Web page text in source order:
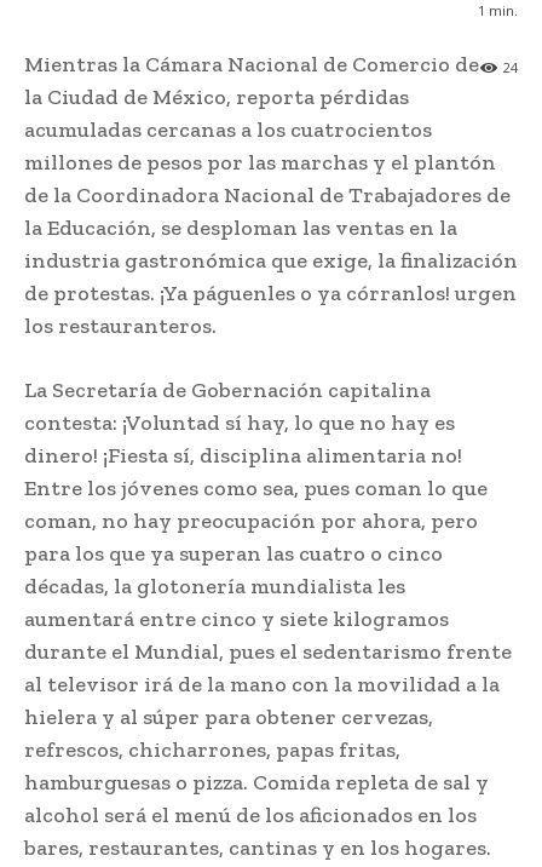
1 min.
24
Mientras la Cámara Nacional de Comercio de
la Ciudad de México, reporta pérdidas
acumuladas cercanas a los cuatrocientos
millones de pesos por las marchas y el plantón
de la Coordinadora Nacional de Trabajadores de
la Educación, se desploman las ventas en la
industria gastronómica que exige, la finalización
de protestas. ¡Ya páguenles o ya córranlos! urgen
los restauranteros.
La Secretaría de Gobernación capitalina
contesta: ¡Voluntad sí hay, lo que no hay es
dinero! ¡Fiesta sí, disciplina alimentaria no!
Entre los jóvenes como sea, pues coman lo que
coman, no hay preocupación por ahora, pero
para los que ya superan las cuatro o cinco
décadas, la glotonería mundialista les
aumentará entre cinco y siete kilogramos
durante el Mundial, pues el sedentarismo frente
al televisor irá de la mano con la movilidad a la
hielera y al súper para obtener cervezas,
refrescos, chicharrones, papas fritas,
hamburguesas o pizza. Comida repleta de sal y
alcohol será el menú de los aficionados en los
bares, restaurantes, cantinas y en los hogares.